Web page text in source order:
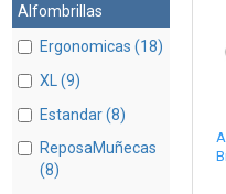
Alfombrillas
Ergonomicas (18)
XL (9)
Estandar (8)
ReposaMuñecas
(8)